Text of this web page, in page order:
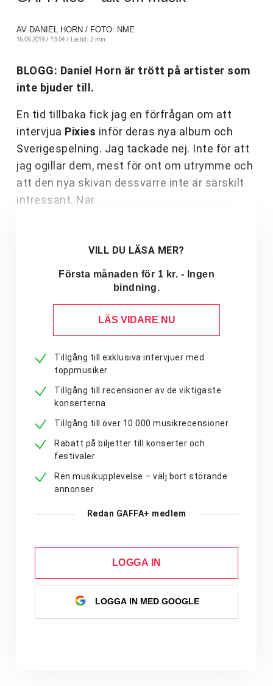
AV DANIEL HORN / FOTO: NME
16.09.2019 / 13:04 / Lästid: 2 min
BLOGG: Daniel Horn är trött på artister som
inte bjuder till.
En tid tillbaka fick jag en förfrågan om att
intervjua Pixies inför deras nya album och
Sverigespelning. Jag tackade nej. Inte för att
jag ogillar dem, mest för ont om utrymme och
att den nya skivan dessvärre inte är särskilt
intressant. När
VILL DU LÄSA MER?
Första månaden för 1 kr. - Ingen
bindning.
LÄS VIDARE NU
Tillgång till exklusiva intervjuer med
toppmusiker
Tillgång till recensioner av de viktigaste
konserterna
Tillgång till över 10 000 musikrecensioner
Rabatt på biljetter till konserter och
festivaler
Ren musikupplevelse – välj bort störande
annonser
Redan GAFFA+ medlem
LOGGA IN
LOGGA IN MED GOOGLE